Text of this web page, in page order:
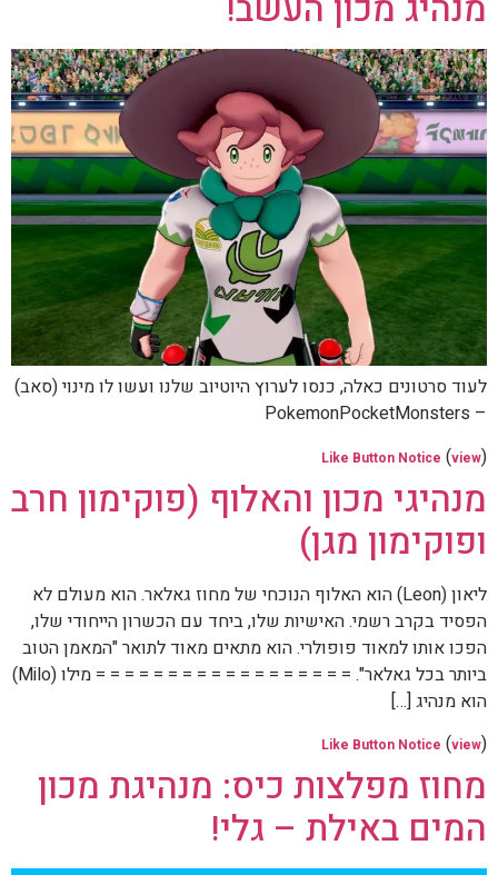
לעוד סרטונים כאלה, כנסו לערוץ היוטיוב שלנו ועשו לו מינוי (סאב)
– PokemonPocketMonsters
Like Button Notice (view)
מנהיגי מכון והאלוף (פוקימון חרב
ופוקימון מגן)
ליאון (Leon) הוא האלוף הנוכחי של מחוז גאלאר. הוא מעולם לא
הפסיד בקרב רשמי. האישיות שלו, ביחד עם הכשרון הייחודי שלו,
הפכו אותו למאוד פופולרי. הוא מתאים מאוד לתואר "המאמן הטוב
ביותר בכל גאלאר". = = = = = = = = = = = = = = = = = = מילו (Milo)
הוא מנהיג […]
Like Button Notice (view)
מחוז מפלצות כיס: מנהיגת מכון
המים באילת – גלי!